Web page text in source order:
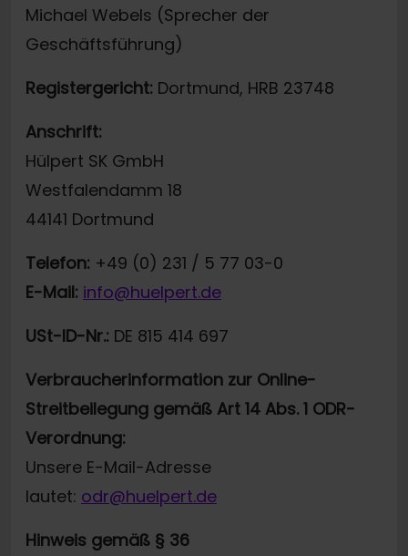
Michael Webels (Sprecher der
Geschäftsführung)
Registergericht: Dortmund, HRB 23748
Anschrift:
Hülpert SK GmbH
Westfalendamm 18
44141 Dortmund
Telefon: +49 (0) 231 / 5 77 03-0
E-Mail: info@huelpert.de
USt-ID-Nr.: DE 815 414 697
Verbraucherinformation zur Online-
Streitbeilegung gemäß Art 14 Abs. 1 ODR-
Verordnung:
Unsere E-Mail-Adresse
lautet: odr@huelpert.de
Hinweis gemäß § 36